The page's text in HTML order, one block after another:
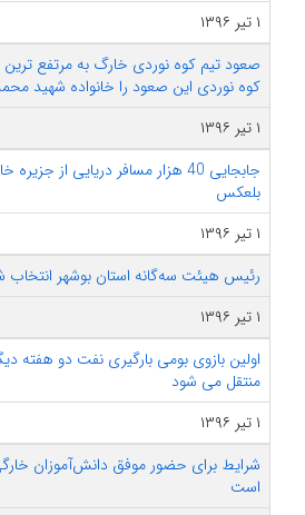
۱ تیر ۱۳۹۶
صعود تیم کوه نوردی خارگ به مرتفع
کوه نوردی این صعود را خانواده شهید
۱ تیر ۱۳۹۶
جابجایی 40 هزار مسافر دریایی از
بلعکس
۱ تیر ۱۳۹۶
رئیس هیئت سه‌گانه استان بوشهر انتخاب
۱ تیر ۱۳۹۶
اولین بازوی بومی بارگیری نفت دو هفته
منتقل می شود
۱ تیر ۱۳۹۶
شرایط برای حضور موفق دانش‌آموزان
است